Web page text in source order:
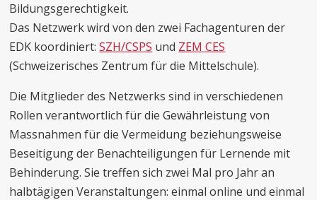
Bildungsgerechtigkeit.
Das Netzwerk wird von den zwei Fachagenturen der
EDK koordiniert:SZH/CSPS und ZEM CES
(Schweizerisches Zentrum für die Mittelschule).
Die Mitglieder des Netzwerks sind in verschiedenen
Rollen verantwortlich für die Gewährleistung von
Massnahmen für die Vermeidung beziehungsweise
Beseitigung der Benachteiligungen für Lernende mit
Behinderung. Sie treffen sich zwei Mal pro Jahr an
halbtägigen Veranstaltungen: einmal online und einmal